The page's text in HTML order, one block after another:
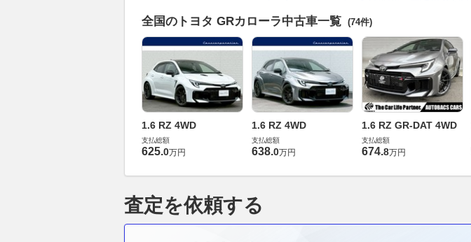
全国のトヨタ GRカローラ中古車一覧 (74件)
1.6 RZ 4WD
支払総額
625.0万円
1.6 RZ 4WD
支払総額
638.0万円
1.6 RZ GR-DAT 4WD
支払総額
674.8万円
査定を依頼する